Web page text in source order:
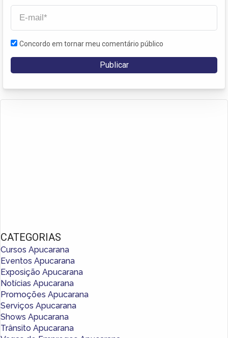
Concordo em tornar meu comentário público
CATEGORIAS
Cursos Apucarana
Eventos Apucarana
Exposição Apucarana
Notícias Apucarana
Promoções Apucarana
Serviços Apucarana
Shows Apucarana
Trânsito Apucarana